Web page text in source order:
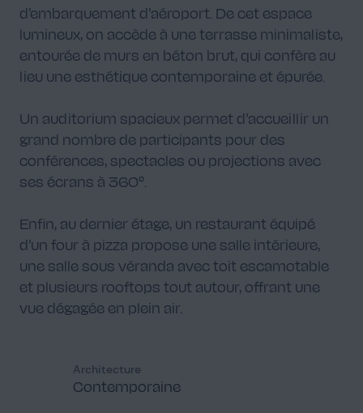
d’embarquement d’aéroport. De cet espace
lumineux, on accède à une terrasse minimaliste,
entourée de murs en béton brut, qui confère au
lieu une esthétique contemporaine et épurée.
Un auditorium spacieux permet d’accueillir un
grand nombre de participants pour des
conférences, spectacles ou projections avec
ses écrans à 360°.
Enfin, au dernier étage, un restaurant équipé
d’un four à pizza propose une salle intérieure,
une salle sous véranda avec toit escamotable
et plusieurs rooftops tout autour, offrant une
vue dégagée en plein air.
Architecture
Contemporaine